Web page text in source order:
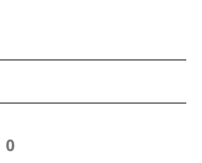
0